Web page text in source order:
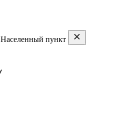
Населенный пункт